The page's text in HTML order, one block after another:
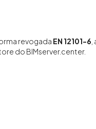
revogada EN 12101-6
do BIMserver.center.